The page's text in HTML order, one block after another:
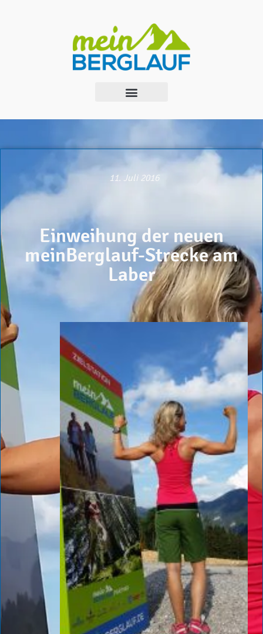
11. Juli 2016
Einweihung der neuen
meinBerglauf-Strecke am
Laber